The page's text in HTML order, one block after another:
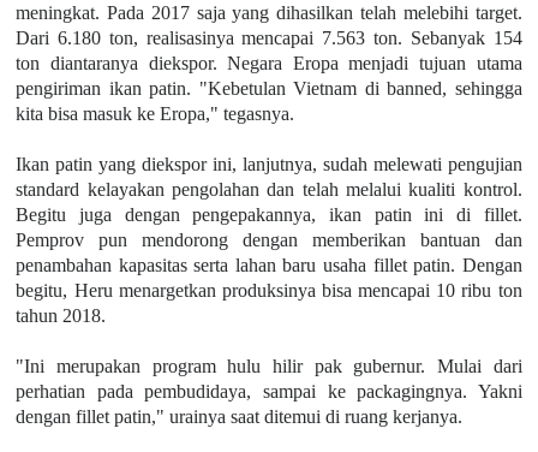
meningkat. Pada 2017 saja yang dihasilkan telah melebihi target.
Dari 6.180 ton, realisasinya mencapai 7.563 ton. Sebanyak 154
ton diantaranya diekspor. Negara Eropa menjadi tujuan utama
pengiriman ikan patin. "Kebetulan Vietnam di banned, sehingga
kita bisa masuk ke Eropa," tegasnya.
Ikan patin yang diekspor ini, lanjutnya, sudah melewati pengujian
standard kelayakan pengolahan dan telah melalui kualiti kontrol.
Begitu juga dengan pengepakannya, ikan patin ini di fillet.
Pemprov pun mendorong dengan memberikan bantuan dan
penambahan kapasitas serta lahan baru usaha fillet patin. Dengan
begitu, Heru menargetkan produksinya bisa mencapai 10 ribu ton
tahun 2018.
"Ini merupakan program hulu hilir pak gubernur. Mulai dari
perhatian pada pembudidaya, sampai ke packagingnya. Yakni
dengan fillet patin," urainya saat ditemui di ruang kerjanya.